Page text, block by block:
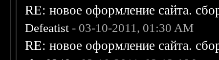
RE: новое оформление сайта.
Defeatist - 03-10-2011, 01:30 AM
RE: новое оформление сайта.